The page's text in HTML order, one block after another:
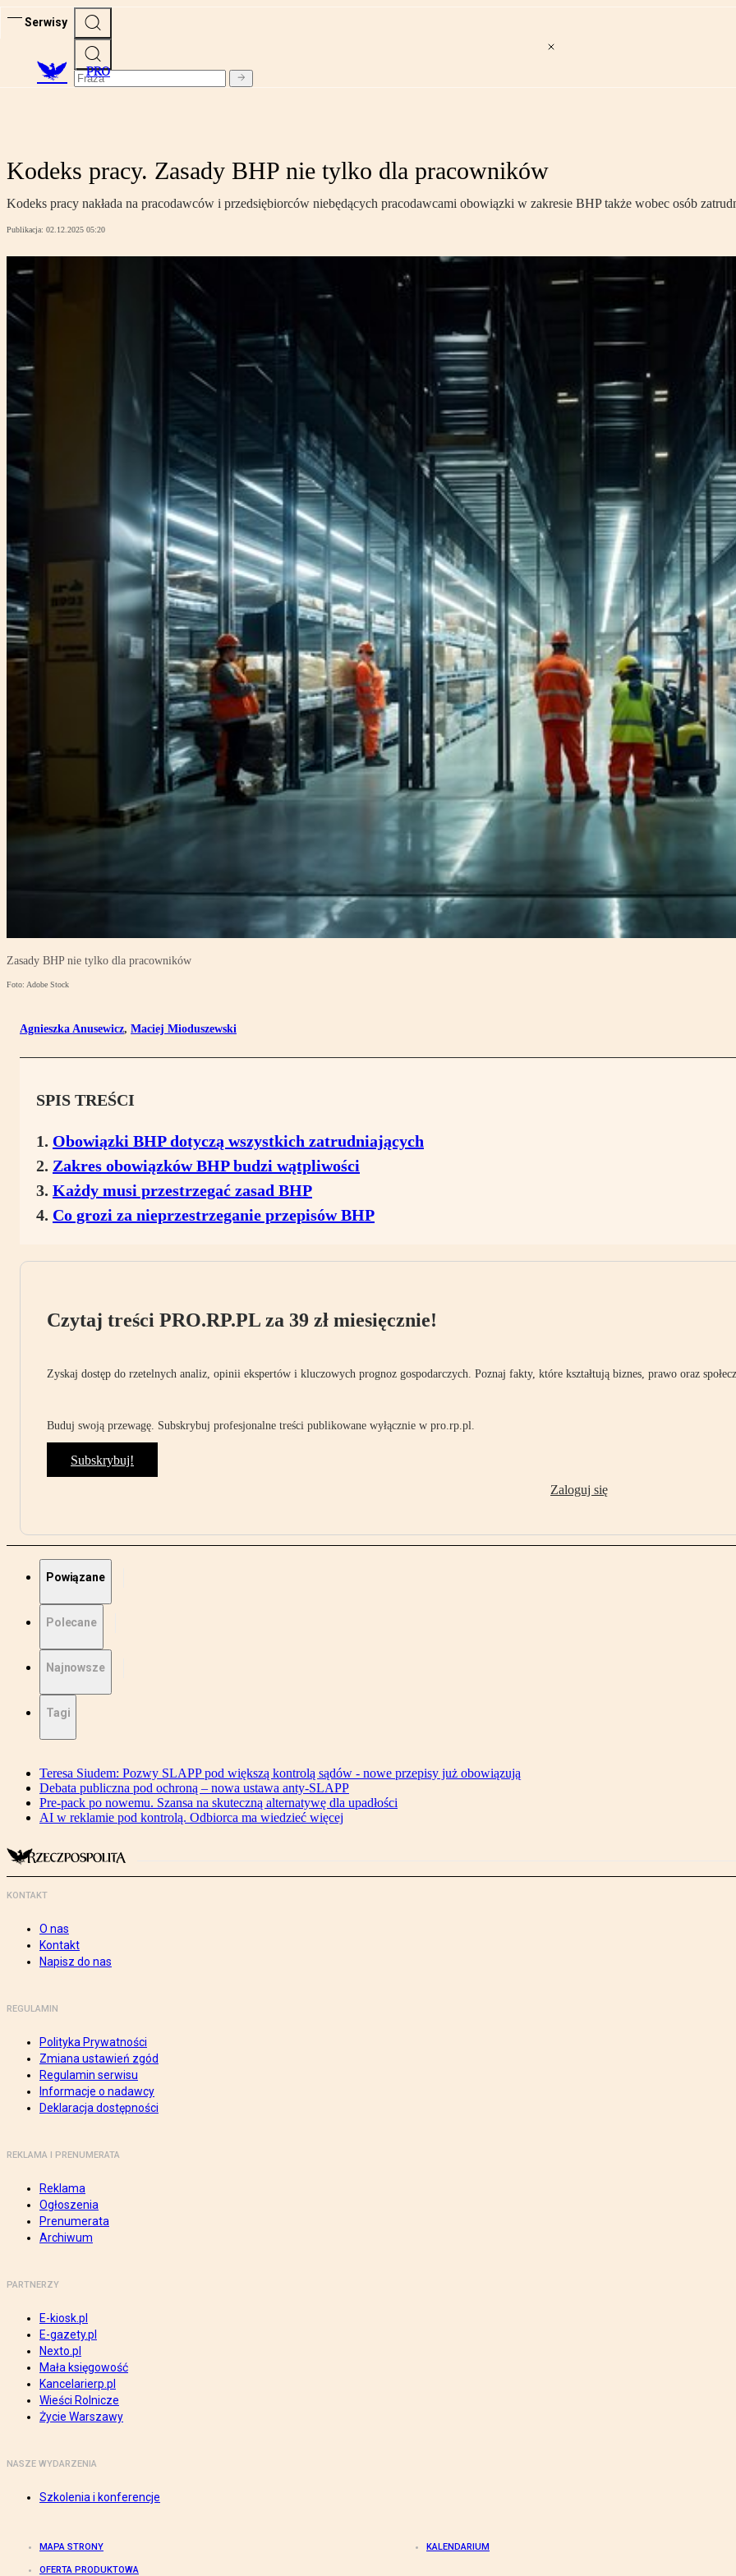
Serwisy
PRO
Kodeks pracy. Zasady BHP nie tylko dla pracowników
Kodeks pracy nakłada na pracodawców i przedsiębiorców niebędących pracodawcami obowiązki w zakresie BHP także wobec osób
Publikacja: 02.12.2025 05:20
Zasady BHP nie tylko dla pracowników
Foto: Adobe Stock
Agnieszka Anusewicz, Maciej Mioduszewski
SPIS TREŚCI
Obowiązki BHP dotyczą wszystkich zatrudniających
Zakres obowiązków BHP budzi wątpliwości
Każdy musi przestrzegać zasad BHP
Co grozi za nieprzestrzeganie przepisów BHP
Czytaj treści PRO.RP.PL za 39 zł miesięcznie!
Zyskaj dostęp do rzetelnych analiz, opinii ekspertów i kluczowych prognoz gospodarczych. Poznaj fakty, które kształtują biznes, prawo oraz
Buduj swoją przewagę. Subskrybuj profesjonalne treści publikowane wyłącznie w pro.rp.pl.
Subskrybuj!
Zaloguj się
Powiązane
Polecane
Najnowsze
Tagi
Teresa Siudem: Pozwy SLAPP pod większą kontrolą sądów - nowe przepisy już obowiązują
Debata publiczna pod ochroną – nowa ustawa anty-SLAPP
Pre-pack po nowemu. Szansa na skuteczną alternatywę dla upadłości
AI w reklamie pod kontrolą. Odbiorca ma wiedzieć więcej
KONTAKT
O nas
Kontakt
Napisz do nas
REGULAMIN
Polityka Prywatności
Zmiana ustawień zgód
Regulamin serwisu
Informacje o nadawcy
Deklaracja dostępności
REKLAMA I PRENUMERATA
Reklama
Ogłoszenia
Prenumerata
Archiwum
PARTNERZY
E-kiosk.pl
E-gazety.pl
Nexto.pl
Mała księgowość
Kancelarierp.pl
Wieści Rolnicze
Życie Warszawy
NASZE WYDARZENIA
Szkolenia i konferencje
MAPA STRONY KALENDARIUM
OFERTA PRODUKTOWA